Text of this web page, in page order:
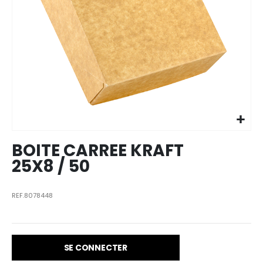
images
gallery
BOITE CARREE KRAFT
25X8 / 50
REF.8078448
SE CONNECTER